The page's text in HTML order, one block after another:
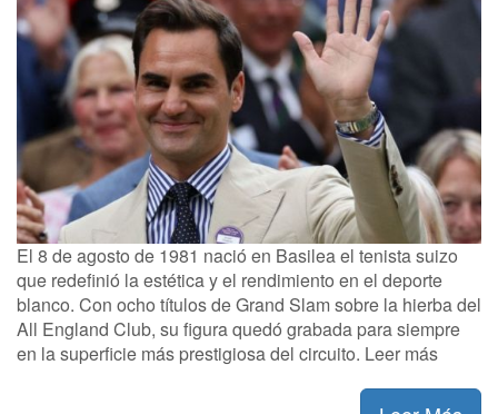
El 8 de agosto de 1981 nació en Basilea el tenista suizo
que redefinió la estética y el rendimiento en el deporte
blanco. Con ocho títulos de Grand Slam sobre la hierba del
All England Club, su figura quedó grabada para siempre
en la superficie más prestigiosa del circuito. Leer más